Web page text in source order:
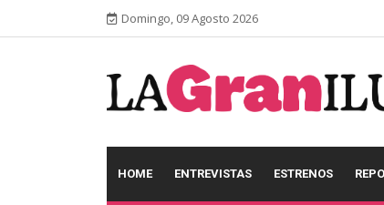
Domingo, 09 Agosto 2026
HOME ENTREVISTAS ESTRENOS